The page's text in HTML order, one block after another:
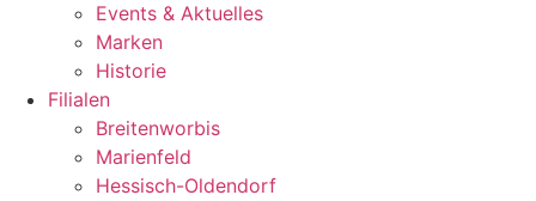
Events & Aktuelles
Marken
Historie
Filialen
Breitenworbis
Marienfeld
Hessisch-Oldendorf